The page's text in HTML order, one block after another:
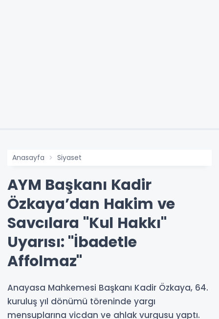
Anasayfa Siyaset
AYM Başkanı Kadir
Özkaya’dan Hakim ve
Savcılara "Kul Hakkı"
Uyarısı: "İbadetle
Affolmaz"
Anayasa Mahkemesi Başkanı Kadir Özkaya, 64.
kuruluş yıl dönümü töreninde yargı
mensuplarına vicdan ve ahlak vurgusu yaptı.